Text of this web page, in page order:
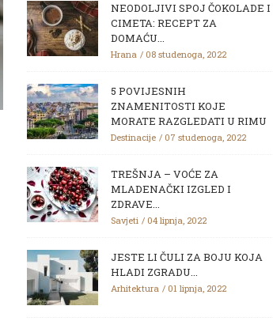
NEODOLJIVI SPOJ ČOKOLADE I
CIMETA: RECEPT ZA
DOMAĆU...
Hrana 08 studenoga, 2022
5 POVIJESNIH
ZNAMENITOSTI KOJE
MORATE RAZGLEDATI U RIMU
Destinacije 07 studenoga, 2022
TREŠNJA – VOĆE ZA
MLADENAČKI IZGLED I
ZDRAVE...
Savjeti 04 lipnja, 2022
JESTE LI ČULI ZA BOJU KOJA
HLADI ZGRADU...
Arhitektura 01 lipnja, 2022